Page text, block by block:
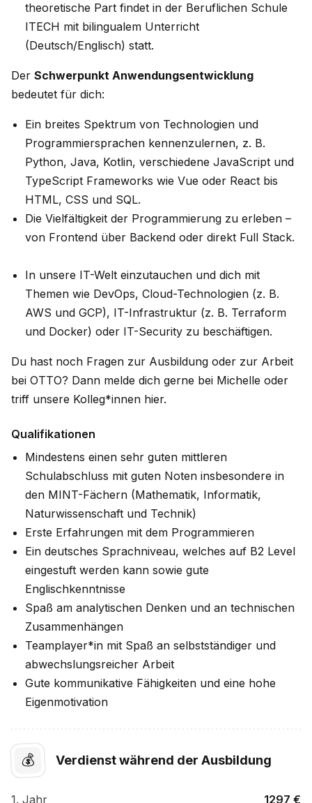
theoretische Part findet in der Beruflichen Schule
ITECH mit bilingualem Unterricht
(Deutsch/Englisch) statt.
Der Schwerpunkt Anwendungsentwicklung
bedeutet für dich:
Ein breites Spektrum von Technologien und
Programmiersprachen kennenzulernen, z. B.
Python, Java, Kotlin, verschiedene JavaScript und
TypeScript Frameworks wie Vue oder React bis
HTML, CSS und SQL.
Die Vielfältigkeit der Programmierung zu erleben –
von Frontend über Backend oder direkt Full Stack.
In unsere IT-Welt einzutauchen und dich mit
Themen wie DevOps, Cloud-Technologien (z. B.
AWS und GCP), IT-Infrastruktur (z. B. Terraform
und Docker) oder IT-Security zu beschäftigen.
Du hast noch Fragen zur Ausbildung oder zur Arbeit
bei OTTO? Dann melde dich gerne bei Michelle oder
triff unsere Kolleg*innen hier.
Qualifikationen
Mindestens einen sehr guten mittleren
Schulabschluss mit guten Noten insbesondere in
den MINT-Fächern (Mathematik, Informatik,
Naturwissenschaft und Technik)
Erste Erfahrungen mit dem Programmieren
Ein deutsches Sprachniveau, welches auf B2 Level
eingestuft werden kann sowie gute
Englischkenntnisse
Spaß am analytischen Denken und an technischen
Zusammenhängen
Teamplayer*in mit Spaß an selbstständiger und
abwechslungsreicher Arbeit
Gute kommunikative Fähigkeiten und eine hohe
Eigenmotivation
💰 Verdienst während der Ausbildung
1. Jahr 1297 €